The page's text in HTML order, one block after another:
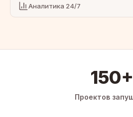
Аналитика 24/7
150+
Проектов